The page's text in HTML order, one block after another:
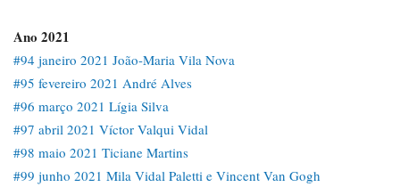
Ano 2021
#94 janeiro 2021 João-Maria Vila Nova
#95 fevereiro 2021 André Alves
#96 março 2021 Lígia Silva
#97 abril 2021 Víctor Valqui Vidal
#98 maio 2021 Ticiane Martins
#99 junho 2021 Mila Vidal Paletti e Vincent Van Gogh